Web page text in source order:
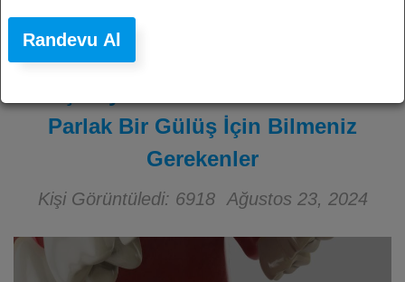
Parlak Bir Gülüş İçin Bilmeniz
Gerekenler
Kişi Görüntüledi: 6918 Ağustos 23, 2024
Randevu Al